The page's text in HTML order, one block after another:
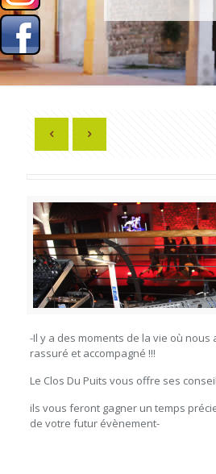
-Il y a des moments de la vie où nous
rassuré et accompagné !!!
Le Clos Du Puits vous offre ses
ils vous feront gagner un temps
de votre futur évènement-